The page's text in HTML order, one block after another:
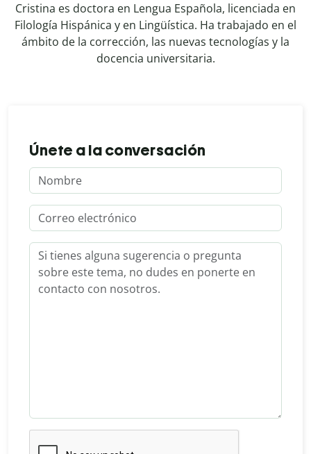
Cristina es doctora en Lengua Española, licenciada en
Filología Hispánica y en Lingüística. Ha trabajado en el
ámbito de la corrección, las nuevas tecnologías y la
docencia universitaria.
Únete a la conversación